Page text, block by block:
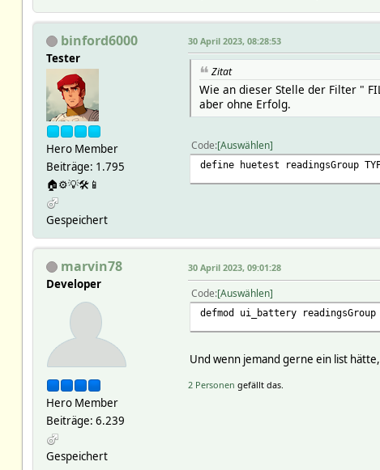
binford6000
Tester
Hero Member
Beiträge: 1.795
🏠⚙️💡🛠📱
Gespeichert
30 April 2023, 08:28:53
Zitat
Wie an dieser Stelle der Filter "
aber ohne Erfolg.
Code Auswählen
define huetest readingsGroup
marvin78
Developer
Hero Member
Beiträge: 6.239
Gespeichert
30 April 2023, 09:01:28
Code Auswählen
defmod ui_battery readingsGroup
Und wenn jemand gerne ein list
2 Personen gefällt das.